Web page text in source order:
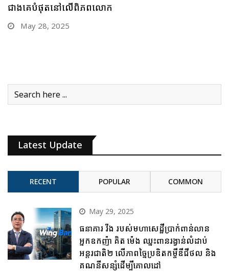
បើមាសឡើងថ្លៃឥតឈប់ឈរអញ្ចឹងនោះ
May 26, 2025
Latest Update
RECENT POPULAR COMMON
May 29, 2025
ធនាគារ វីង របស់មហាសេដ្ឋីប្រាក់ពាន់លាន
អ្នកឧកញ៉ា គិត ម៉េង ឈ្នះពានរង្វាន់លំដាប់
អន្តរជាតិ២ លើភាពច្នៃប្រឌិតកម្ចីឌីជីថល និង
គណនីសន្សំដើម្បីគោលដៅ